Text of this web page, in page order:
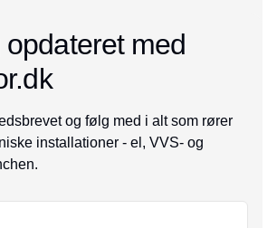
opdateret med
og følg med i alt som rører
installationer - el, VVS- og